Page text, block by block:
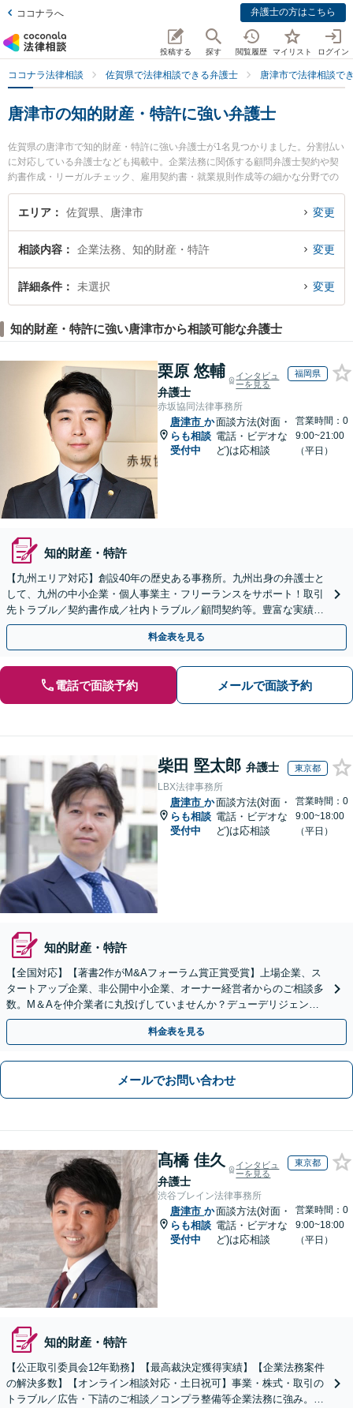
ココナラへ 弁護士の方はこちら
投稿する 探す 閲覧履歴 マイリスト ログイン
ココナラ法律相談 佐賀県で法律相談できる弁護士 唐津市で法律相談で
唐津市の知的財産・特許に強い弁護士
佐賀県の唐津市で知的財産・特許に強い弁護士が1名見つかりました。分割払い
に対応している弁護士なども掲載中。企業法務に関係する顧問弁護士契約や契
約書作成・リーガルチェック、雇用契約書・就業規則作成等の細かな分野での
絞り込み検索もでき便利です。特に松尾・川島法律事務所の永江 竜之介弁護士
のプロフィール情報や弁護士費用、強みなどが注目されています。『唐津市で
土日や夜間に発生した知的財産・特許のトラブルを今すぐに弁護士に相談した
い』『初回相談無料で知的財産・特許を法律相談できる唐津市内の弁護士に相
談予約したい』などでお困りの相談者さんにおすすめです。
エリア 佐賀県、唐津市 変更
相談内容 企業法務、知的財産・特許 変更
詳細条件 未選択 変更
知的財産・特許に強い唐津市から相談可能な弁護士
栗原 悠輔
弁護士
インタビュ
ーを見る
福岡県
赤坂協同法律事務所
唐津市 か
らも相談
受付中
面談方法(対面・
電話・ビデオな
ど)は応相談
営業時間：0
9:00~21:00
（平日）
知的財産・特許
【九州エリア対応】創設40年の歴史ある事務所。九州出身の弁護士と
して、九州の中小企業・個人事業主・フリーランスをサポート！取引
先トラブル／契約書作成／社内トラブル／顧問契約等。豊富な実績を
活かし成長をサポート【休日夜間対応】【初回相談無料】
料金表を見る
電話で面談予約 メールで面談予約
柴田 堅太郎 弁護士 東京都
LBX法律事務所
唐津市 か
らも相談
受付中
面談方法(対面・
電話・ビデオな
ど)は応相談
営業時間：0
9:00~18:00
（平日）
知的財産・特許
【全国対応】【著書2作がM&Aフォーラム賞正賞受賞】上場企業、ス
タートアップ企業、非公開中小企業、オーナー経営者からのご相談多
数。M＆Aを仲介業者に丸投げしていませんか？デューデリジェンス
や契約書作成・交渉はお任せください【初回無料】
料金表を見る
メールでお問い合わせ
髙橋 佳久
弁護士
インタビュ
ーを見る
東京都
渋谷ブレイン法律事務所
唐津市 か
らも相談
受付中
面談方法(対面・
電話・ビデオな
ど)は応相談
営業時間：0
9:00~18:00
（平日）
知的財産・特許
【公正取引委員会12年勤務】【最高裁決定獲得実績】【企業法務案件
の解決多数】【オンライン相談対応・土日祝可】事業・株式・取引の
トラブル／広告・下請のご相談／コンプラ整備等企業法務に強み。株